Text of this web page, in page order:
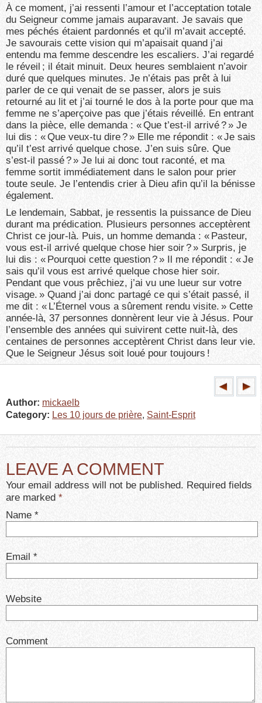
À ce moment, j’ai ressenti l’amour et l’acceptation totale
du Seigneur comme jamais auparavant. Je savais que
mes péchés étaient pardonnés et qu’il m’avait accepté.
Je savourais cette vision qui m’apaisait quand j’ai
entendu ma femme descendre les escaliers. J’ai regardé
le réveil ; il était minuit. Deux heures semblaient n’avoir
duré que quelques minutes. Je n’étais pas prêt à lui
parler de ce qui venait de se passer, alors je suis
retourné au lit et j’ai tourné le dos à la porte pour que ma
femme ne s’aperçoive pas que j’étais réveillé. En entrant
dans la pièce, elle demanda : « Que t’est-il arrivé ? » Je
lui dis : « Que veux-tu dire ? » Elle me répondit : « Je sais
qu’il t’est arrivé quelque chose. J’en suis sûre. Que
s’est-il passé ? » Je lui ai donc tout raconté, et ma
femme sortit immédiatement dans le salon pour prier
toute seule. Je l’entendis crier à Dieu afin qu’il la bénisse
également.
Le lendemain, Sabbat, je ressentis la puissance de Dieu
durant ma prédication. Plusieurs personnes acceptèrent
Christ ce jour-là. Puis, un homme demanda : « Pasteur,
vous est-il arrivé quelque chose hier soir ? » Surpris, je
lui dis : « Pourquoi cette question ? » Il me répondit : « Je
sais qu’il vous est arrivé quelque chose hier soir.
Pendant que vous prêchiez, j’ai vu une lueur sur votre
visage. » Quand j’ai donc partagé ce qui s’était passé, il
me dit : « L’Éternel vous a sûrement rendu visite. » Cette
année-là, 37 personnes donnèrent leur vie à Jésus. Pour
l’ensemble des années qui suivirent cette nuit-là, des
centaines de personnes acceptèrent Christ dans leur vie.
Que le Seigneur Jésus soit loué pour toujours !
Author: mickaelb
Category: Les 10 jours de prière, Saint-Esprit
LEAVE A COMMENT
Your email address will not be published. Required fields
are marked *
Name *
Email *
Website
Comment